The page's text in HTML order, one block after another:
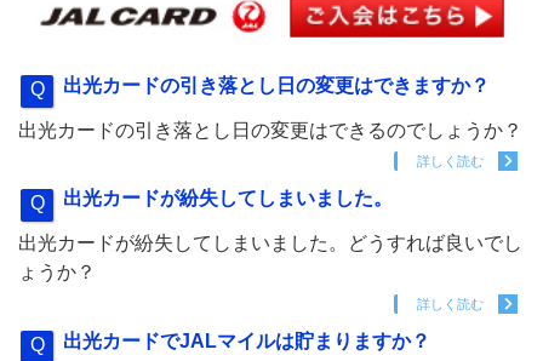
出光カードの引き落とし日の変更はできますか？
出光カードの引き落とし日の変更はできるのでしょうか？
詳しく読む
出光カードが紛失してしまいました。
出光カードが紛失してしまいました。どうすれば良いでし
ょうか？
詳しく読む
出光カードでJALマイルは貯まりますか？